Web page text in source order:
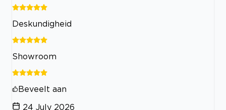
Deskundigheid
Showroom
Beveelt aan
24 July 2026